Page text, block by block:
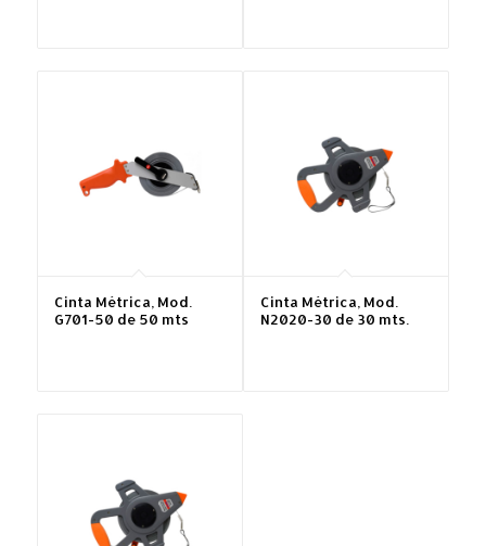
Cinta Métrica, Mod.
G701-50 de 50 mts
Cinta Métrica, Mod.
N2020-30 de 30 mts.